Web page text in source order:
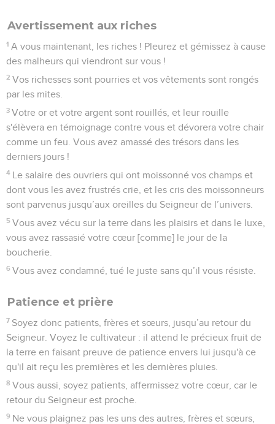
Avertissement aux riches
1 A vous maintenant, les riches ! Pleurez et gémissez à cause
des malheurs qui viendront sur vous !
2 Vos richesses sont pourries et vos vêtements sont rongés
par les mites.
3 Votre or et votre argent sont rouillés, et leur rouille
s'élèvera en témoignage contre vous et dévorera votre chair
comme un feu. Vous avez amassé des trésors dans les
derniers jours !
4 Le salaire des ouvriers qui ont moissonné vos champs et
dont vous les avez frustrés crie, et les cris des moissonneurs
sont parvenus jusqu’aux oreilles du Seigneur de l’univers.
5 Vous avez vécu sur la terre dans les plaisirs et dans le luxe,
vous avez rassasié votre cœur [comme] le jour de la
boucherie.
6 Vous avez condamné, tué le juste sans qu’il vous résiste.
Patience et prière
7 Soyez donc patients, frères et sœurs, jusqu’au retour du
Seigneur. Voyez le cultivateur : il attend le précieux fruit de
la terre en faisant preuve de patience envers lui jusqu'à ce
qu'il ait reçu les premières et les dernières pluies.
8 Vous aussi, soyez patients, affermissez votre cœur, car le
retour du Seigneur est proche.
9 Ne vous plaignez pas les uns des autres, frères et sœurs,